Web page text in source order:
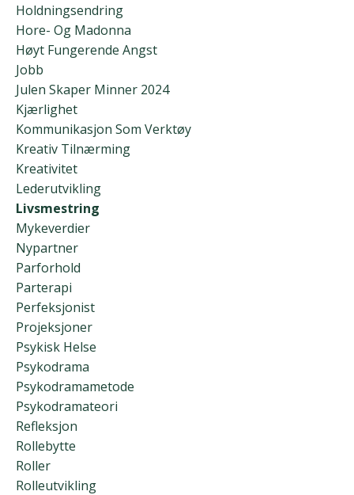
Holdningsendring
Hore- Og Madonna
Høyt Fungerende Angst
Jobb
Julen Skaper Minner 2024
Kjærlighet
Kommunikasjon Som Verktøy
Kreativ Tilnærming
Kreativitet
Lederutvikling
Livsmestring
Mykeverdier
Nypartner
Parforhold
Parterapi
Perfeksjonist
Projeksjoner
Psykisk Helse
Psykodrama
Psykodramametode
Psykodramateori
Refleksjon
Rollebytte
Roller
Rolleutvikling